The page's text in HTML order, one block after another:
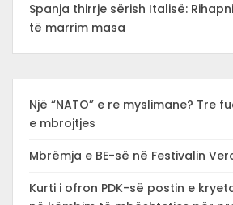
Spanja thirrje sërish Italisë:
të marrim masa
Një “NATO” e re myslimane? Tre
e mbrojtjes
Mbrëmja e BE-së në Festivalin
Kurti i ofron PDK-së postin e